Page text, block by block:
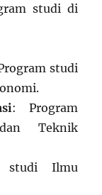
studi di
studi
: Program
Teknik
studi Ilmu